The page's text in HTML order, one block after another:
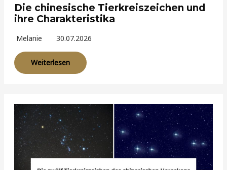
Die chinesische Tierkreiszeichen und
ihre Charakteristika
Melanie 30.07.2026
Weiterlesen